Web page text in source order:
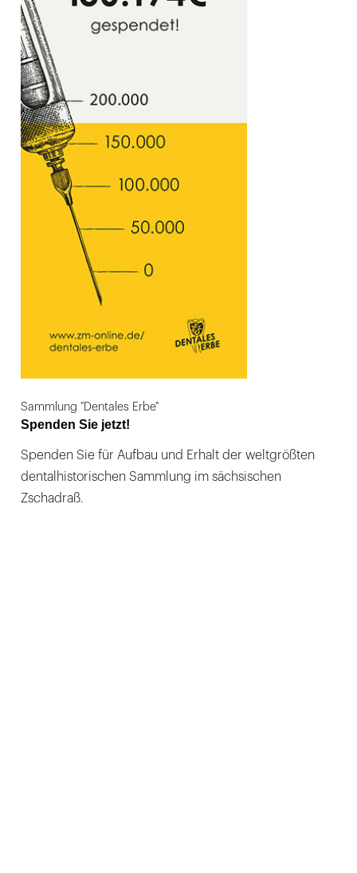
Sammlung "Dentales Erbe"
Spenden Sie jetzt!
Spenden Sie für Aufbau und Erhalt der weltgrößten
dentalhistorischen Sammlung im sächsischen
Zschadraß.